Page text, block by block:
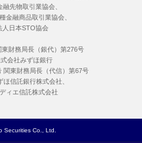
先物取引業協会、
金融商品取引業協会、
人日本STO協会
財務局長（銀代）第276号
会社みずほ銀行
関東財務局長（代信）第67号
ほ信託銀行株式会社、
ィエ信託株式会社
Securities Co., Ltd.